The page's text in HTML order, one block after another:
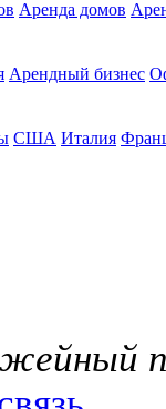
Аренда домов
Арендный бизнес
США Италия